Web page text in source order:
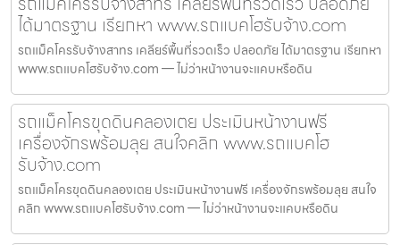
ได้มาตรฐาน เรียกหา www.รถแบคโฮรับจ้าง.com
รถแม็คโครรับจ้างสาทร เคลียร์พื้นที่รวดเร็ว ปลอดภัย ได้มาตรฐาน เรียกหา
www.รถแบคโฮรับจ้าง.com — ไม่ว่าหน้างานจะแคบหรือดิน
รถแม็คโครขุดดินคลองเตย ประเมินหน้างานฟรี
เครื่องจักรพร้อมลุย สนใจคลิก www.รถแบคโฮ
รับจ้าง.com
รถแม็คโครขุดดินคลองเตย ประเมินหน้างานฟรี เครื่องจักรพร้อมลุย สนใจ
คลิก www.รถแบคโฮรับจ้าง.com — ไม่ว่าหน้างานจะแคบหรือดิน